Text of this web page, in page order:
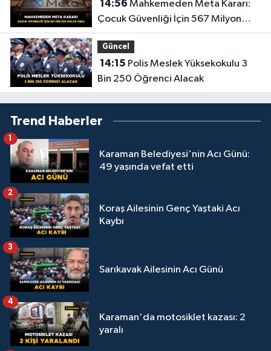
14:56
Çocuk Güvenliği İçin 567 Milyon
Dolar Ceza
Güncel
14:15
Bin 250 Öğrenci Alacak
Trend Haberler
Karaman Belediyesi'nin Acı Günü:
49 yaşında vefat etti
1
Koraş Ailesinin Genç Yaştaki Acı
Kaybı
2
Sarıkavak Ailesinin Acı Günü
3
Karaman'da motosiklet kazası: 2
yaralı
4